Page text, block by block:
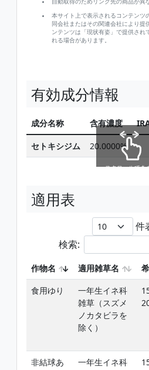
本サイト上で表示されるコンテンツ
同会社またはその関連会社により提
ンテンツは「現状有姿」で提供され
れる場合があります。
有効成分情報
成分名称 含有濃度
セトキシジム 20.0000%
スクロールでき
適用表
件
検索:
作物名 適用雑草名
食用ゆり
一年生イネ科
雑草（スズメ
ノカタビラを
除く）
非結球あ
一年生イネ科